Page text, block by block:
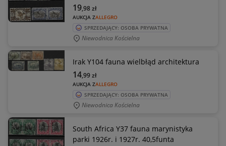
AUKCJA ZALLEGRO
19,98zł
SPRZEDAJĄCY: OSOBA PRYWATNA
Niewodnica Kościelna
Irak Y104 fauna wielbłąd architektura
AUKCJA ZALLEGRO
14,99zł
SPRZEDAJĄCY: OSOBA PRYWATNA
Niewodnica Kościelna
South Africa Y37 fauna marynistyka
parki 1926r. i 1927r. 40,5funta